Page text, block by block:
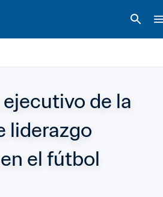
de la
liderazgo
el fútbol